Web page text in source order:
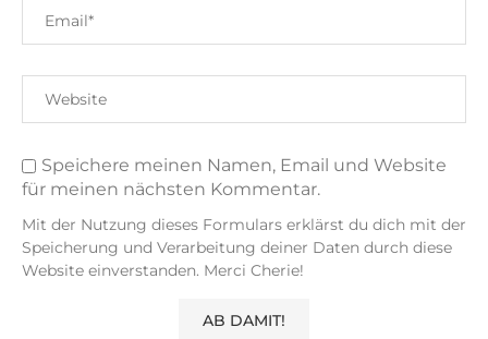
Speichere meinen Namen, Email und Website
für meinen nächsten Kommentar.
Mit der Nutzung dieses Formulars erklärst du dich mit der
Speicherung und Verarbeitung deiner Daten durch diese
Website einverstanden. Merci Cherie!